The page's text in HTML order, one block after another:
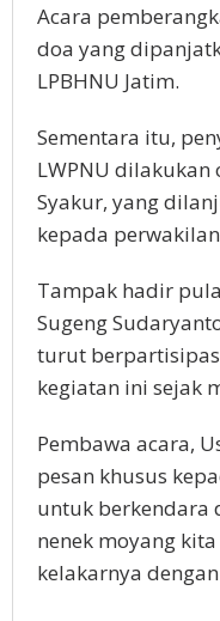
Acara
doa yang
LPBHNU Jatim.
Sementara itu,
LWPNU
Syakur, yang
kepada
Tampak hadir
Sugeng
turut
kegiatan ini sejak
Pembawa acara,
pesan khusus
untuk berkendara
nenek moyang
kelakarnya